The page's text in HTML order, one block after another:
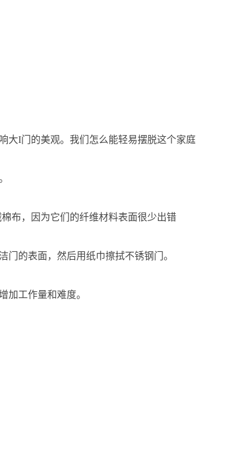
大I门的美观。我们怎么能轻易摆脱这个家庭
布，因为它们的纤维材料表面很少出错
的表面，然后用纸巾擦拭不锈钢门。
工作量和难度。